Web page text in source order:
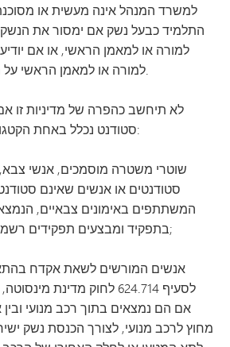
למשרד המנהל אינה מעשית או
התלמיד כבעל נשק אם ימסור את
למורה או למאמן הראשי, או אם
למורה או למאמן הראשי על מיקום הנשק.
לא תיחשב כהפרה של מדיניות זו
סטודנט נכלל באחת הקטגוריות הבאות:
שוטרי משטרה מוסמכים, אנשי
סטודנטים או אנשים שאינם
המשתתפים באימונים צבאיים,
בתפקיד ומבצעים תפקידים רשמיים;
אנשים המורשים לשאת אקדח
לסעיף 624.714 לחוק מדינת
אם הם נמצאים בתוך רכב מנועי
מחוץ לרכב מנועי, לצורך הכנסת נשק